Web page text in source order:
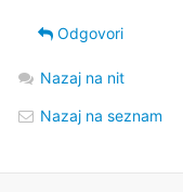
Odgovori
Nazaj na nit
Nazaj na seznam